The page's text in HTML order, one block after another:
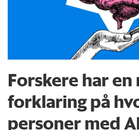
Forskere har en
forklaring på
personer med